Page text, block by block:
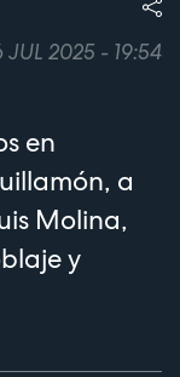
JUL 2025 - 19:54
en
a
Molina,
y